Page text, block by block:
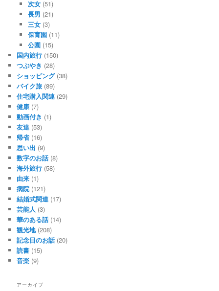
次女(51)
長男 (21)
三女(3)
保育園(11)
公園(15)
国内旅行 (150)
つぶやき (28)
ショッピング(38)
バイク旅 (89)
住宅購入関連 (29)
健康 (7)
動画付き (1)
友達 (53)
帰省(16)
思い出 (9)
数字のお話 (8)
海外旅行 (58)
由来 (1)
病院 (121)
結婚式関連 (17)
芸能人 (3)
華のある話 (14)
観光地(208)
記念日のお話 (20)
読書 (15)
音楽 (9)
アーカイブ